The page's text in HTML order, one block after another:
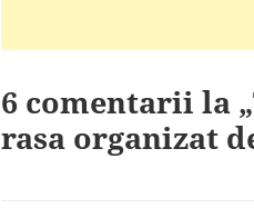
6 comentarii la
rasa organizat